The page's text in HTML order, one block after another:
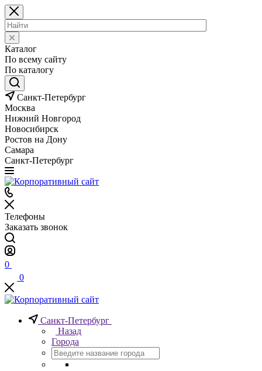
Каталог
По всему сайту
По каталогу
Санкт-Петербург
Москва
Нижний Новгород
Новосибирск
Ростов на Дону
Самара
Санкт-Петербург
Телефоны
Заказать звонок
0
0
Санкт-Петербург
Назад
Города